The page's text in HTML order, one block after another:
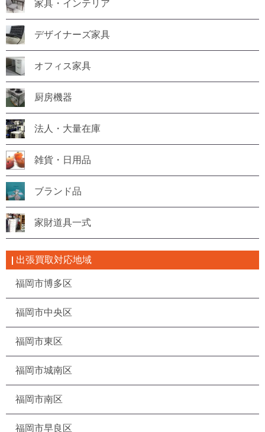
家具・インテリア
デザイナーズ家具
オフィス家具
厨房機器
法人・大量在庫
雑貨・日用品
ブランド品
家財道具一式
出張買取対応地域
福岡市博多区
福岡市中央区
福岡市東区
福岡市城南区
福岡市南区
福岡市早良区